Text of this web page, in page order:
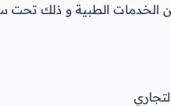
الخدمات الطبية و ذلك تحت